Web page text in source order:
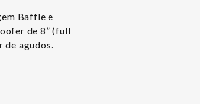
Baffle e
de 8” (full
de agudos.